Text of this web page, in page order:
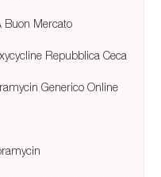
Buon Mercato
Repubblica Ceca
Generico Online